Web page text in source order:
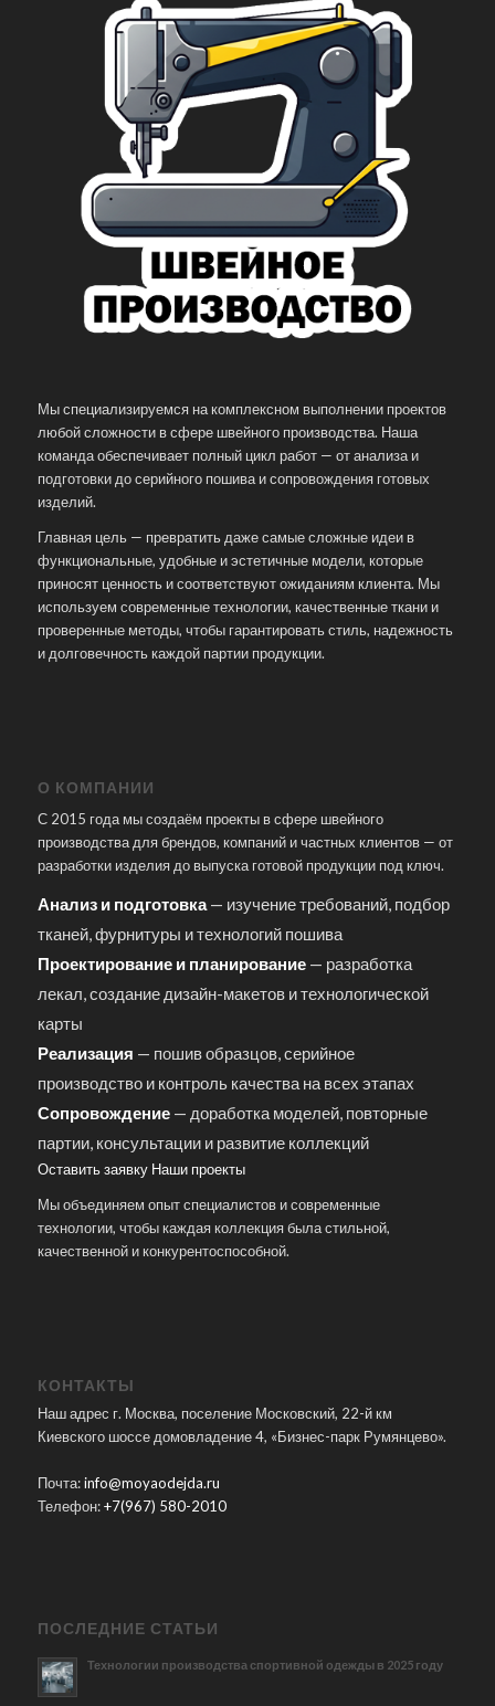
Мы специализируемся на комплексном выполнении проектов
любой сложности в сфере швейного производства. Наша
команда обеспечивает полный цикл работ — от анализа и
подготовки до серийного пошива и сопровождения готовых
изделий.
Главная цель — превратить даже самые сложные идеи в
функциональные, удобные и эстетичные модели, которые
приносят ценность и соответствуют ожиданиям клиента. Мы
используем современные технологии, качественные ткани и
проверенные методы, чтобы гарантировать стиль, надежность
и долговечность каждой партии продукции.
О КОМПАНИИ
С 2015 года мы создаём проекты в сфере швейного
производства для брендов, компаний и частных клиентов — от
разработки изделия до выпуска готовой продукции под ключ.
Анализ и подготовка— изучение требований, подбор
тканей, фурнитуры и технологий пошива
Проектирование и планирование— разработка
лекал, создание дизайн-макетов и технологической
карты
Реализация — пошив образцов, серийное
производство и контроль качества на всех этапах
Сопровождение— доработка моделей, повторные
партии, консультации и развитие коллекций
Оставить заявку Наши проекты
Мы объединяем опыт специалистов и современные
технологии, чтобы каждая коллекция была стильной,
качественной и конкурентоспособной.
КОНТАКТЫ
Наш адрес г. Москва, поселение Московский, 22-й км
Киевского шоссе домовладение 4, «Бизнес-парк Румянцево».
Почта:info@moyaodejda.ru
Телефон:+7(967) 580-2010
ПОСЛЕДНИЕ СТАТЬИ
Технологии производства спортивной одежды в 2025 году